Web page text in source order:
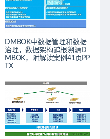
DMBOK中数据管理和数据
治理，数据架构追根溯源D
MBOK，附解读案例41页PP
TX